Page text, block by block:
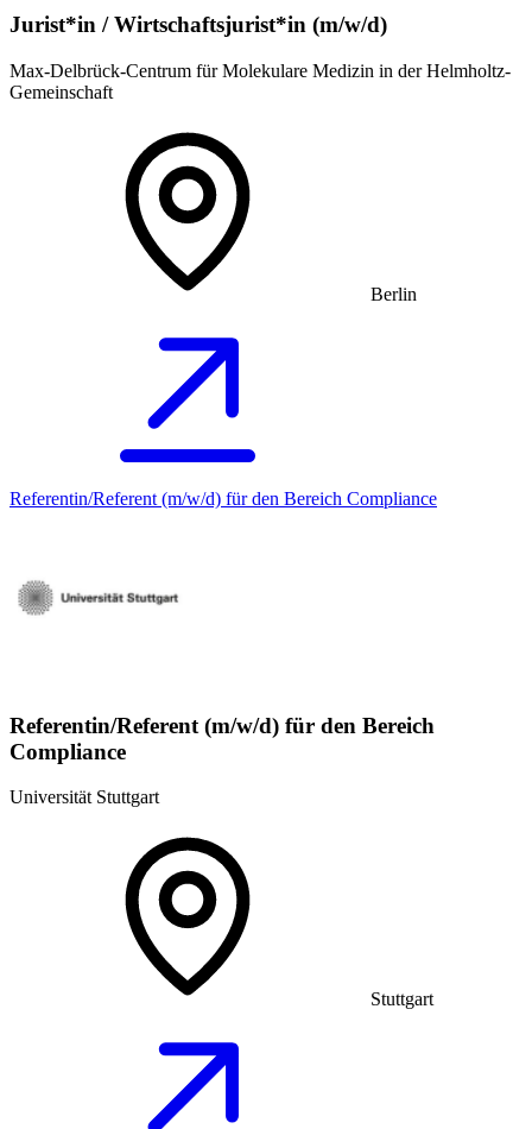
Jurist*in / Wirtschafts­jurist*in (m/w/d)
Max-Delbrück-Centrum für Molekulare Medizin in der Helmholtz-
Gemeinschaft
Berlin
Referentin/Referent (m/w/d) für den Bereich Compliance
Referentin/Referent (m/w/d) für den Bereich
Compliance
Universität Stuttgart
Stuttgart